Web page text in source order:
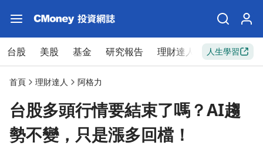
台股 美股 基金 研究報告 理財達人 新手入門
人生學習
首頁 理財達人 阿格力
台股多頭行情要結束了嗎？AI趨
勢不變，只是漲多回檔！